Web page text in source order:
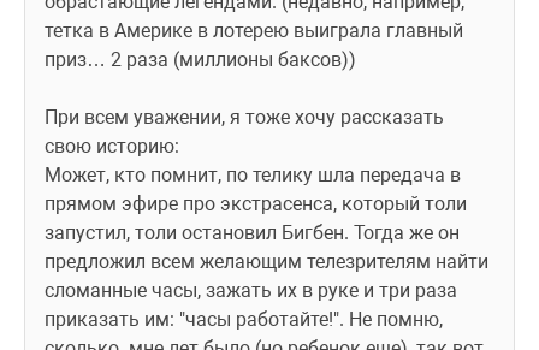
тетка в Америке в лотерею выиграла главный
приз… 2 раза (миллионы баксов))
При всем уважении, я тоже хочу рассказать
свою историю:
Может, кто помнит, по телику шла передача в
прямом эфире про экстрасенса, который толи
запустил, толи остановил Бигбен. Тогда же он
предложил всем желающим телезрителям найти
сломанные часы, зажать их в руке и три раза
приказать им: "часы работайте!". Не помню,